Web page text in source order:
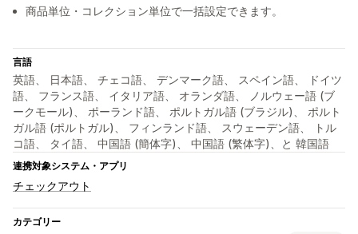
商品単位・コレクション単位で一括設定できます。
言語
英語、 日本語、 チェコ語、 デンマーク語、 スペイン語、 ドイツ
語、 フランス語、 イタリア語、 オランダ語、 ノルウェー語 (ブ
ークモール)、 ポーランド語、 ポルトガル語 (ブラジル)、 ポルト
ガル語 (ポルトガル)、 フィンランド語、 スウェーデン語、 トル
コ語、 タイ語、 中国語 (簡体字)、 中国語 (繁体字)、と 韓国語
連携対象システム・アプリ
チェックアウト
カテゴリー